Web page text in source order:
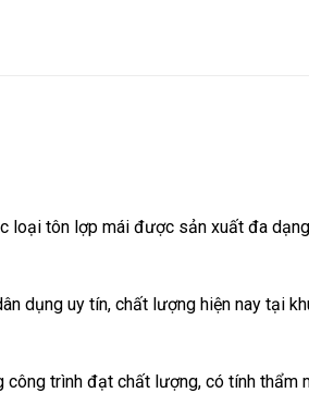
loại tôn lợp mái được sản xuất đa
dụng uy tín, chất lượng hiện nay tại
trình đạt chất lượng, có tính thẩm